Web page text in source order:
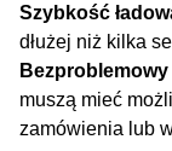
Szybkość
dłużej niż ⁢kilka
muszą mieć
zamówienia lub